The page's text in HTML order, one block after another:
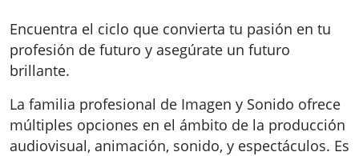
Encuentra el ciclo que convierta tu pasión en tu
profesión de futuro y asegúrate un futuro
brillante.
La familia profesional de Imagen y Sonido ofrece
múltiples opciones en el ámbito de la producción
audiovisual, animación, sonido, y espectáculos. Es